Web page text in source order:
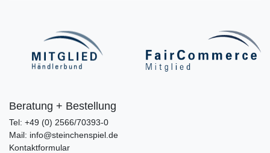
Beratung + Bestellung
Tel: +49 (0) 2566/70393-0
Mail: info@steinchenspiel.de
Kontaktformular